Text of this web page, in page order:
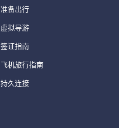
准备出行
虚拟导游
签证指南
飞机旅行指南
持久连接